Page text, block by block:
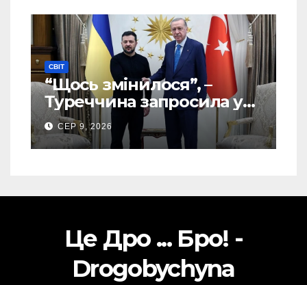
СВІТ
“Щось змінилося”, –
Туреччина запросила у
США дозвіл передати
Україні ATACMS та M270
СЕР 9, 2026
Це Дро ... Бро! -
Drogobychyna